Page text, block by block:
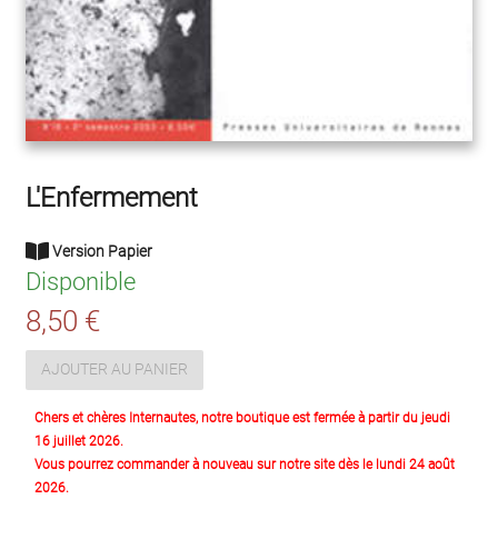
L'Enfermement
Version Papier
Disponible
8,50 €
AJOUTER AU PANIER
Chers et chères Internautes, notre boutique est fermée à partir du jeudi
16 juillet 2026.
Vous pourrez commander à nouveau sur notre site dès le lundi 24 août
2026.